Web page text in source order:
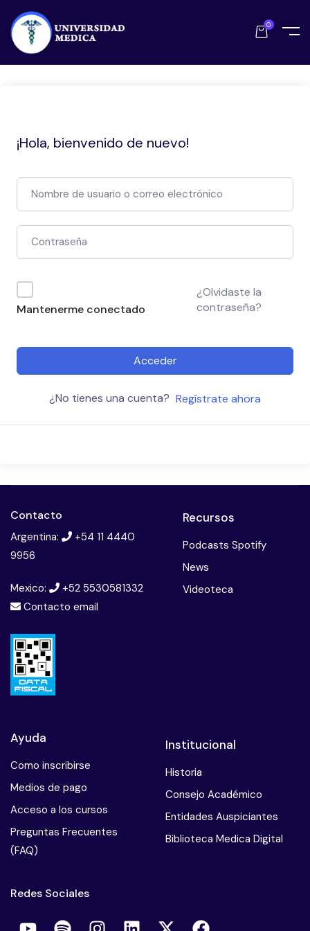
0
¡Hola, bienvenido de nuevo!
Mantenerme conectado
¿Olvidaste la
contraseña?
Acceder
¿No tienes una cuenta? Regístrate ahora
Contacto
Argentina:
+54 11 4440
9956
Mexico:
+52 5530581332
Contacto email
Recursos
Podcasts Spotify
News
Videoteca
Ayuda
Como inscribirse
Medios de pago
Acceso a los cursos
Preguntas Frecuentes
(FAQ)
Institucional
Historia
Consejo Académico
Entidades Auspiciantes
Biblioteca Medica Digital
Redes Sociales